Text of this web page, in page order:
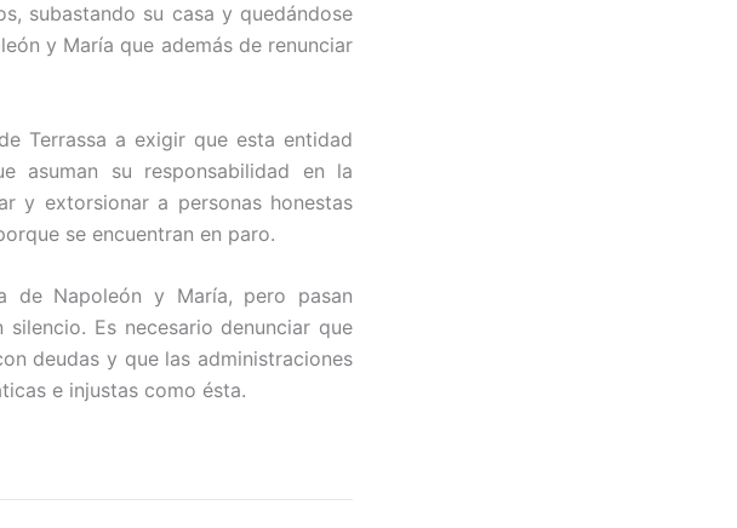
subastando su casa y quedándose
y María que además de renunciar
Terrassa a exigir que esta entidad
asuman su responsabilidad en la
y extorsionar a personas honestas
se encuentran en paro.
de Napoleón y María, pero pasan
Es necesario denunciar que
deudas y que las administraciones
e injustas como ésta.